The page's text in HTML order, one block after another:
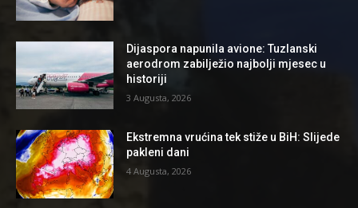
Dijaspora napunila avione: Tuzlanski
aerodrom zabilježio najbolji mjesec u
historiji
3 Augusta, 2026
Ekstremna vrućina tek stiže u BiH: Slijede
pakleni dani
4 Augusta, 2026